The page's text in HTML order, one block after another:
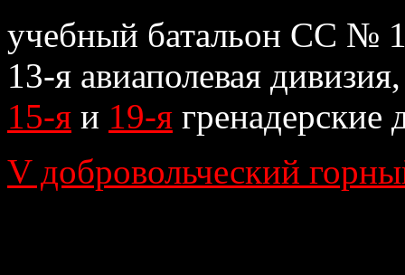
учебный батальон СС №
13-я авиаполевая
15-я и 19-я
V добровольческий